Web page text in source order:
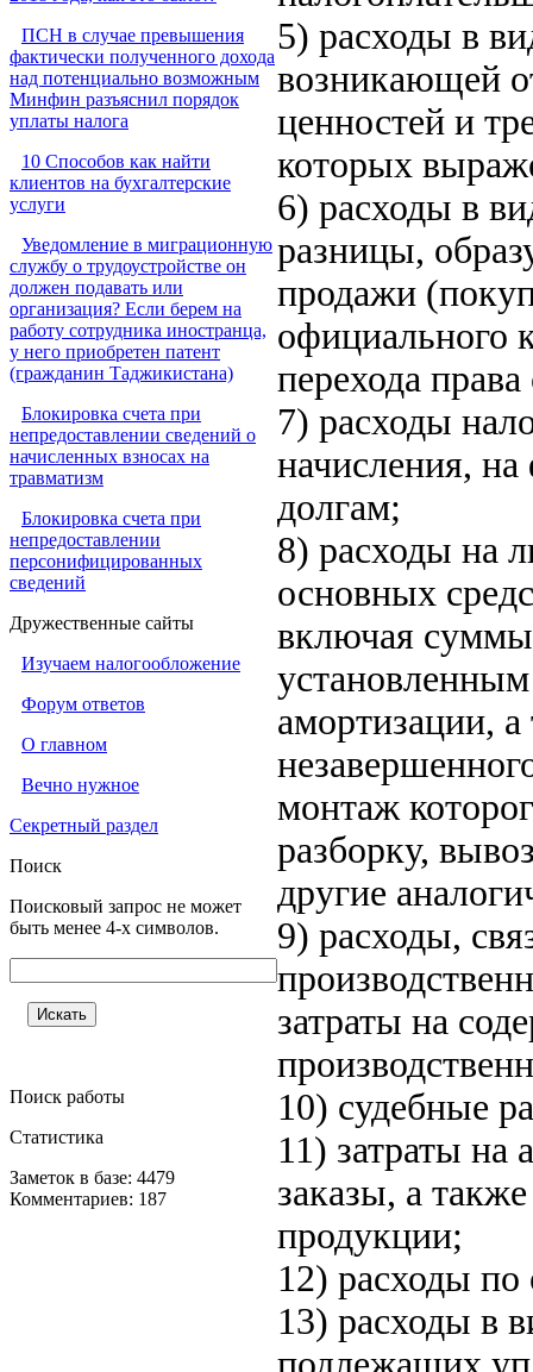
ПСН в случае превышения
фактически полученного дохода
над потенциально возможным
Минфин разъяснил порядок
уплаты налога
10 Способов как найти
клиентов на бухгалтерские
услуги
Уведомление в миграционную
службу о трудоустройстве он
должен подавать или
организация? Если берем на
работу сотрудника иностранца,
у него приобретен патент
(гражданин Таджикистана)
Блокировка счета при
непредоставлении сведений о
начисленных взносах на
травматизм
Блокировка счета при
непредоставлении
персонифицированных
сведений
Дружественные сайты
Изучаем налогообложение
Форум ответов
О главном
Вечно нужное
Секретный раздел
Поиск
Поисковый запрос не может
быть менее 4-х символов.
Поиск работы
Статистика
Заметок в базе: 4479
Комментариев: 187
5) расходы в
возникающей
ценностей и
которых
6) расходы в
разницы,
продажи
официального
перехода
7) расходы
начисления,
долгам;
8) расходы на
основных
включая суммы
амортизации,
монтаж
разборку,
другие
9) расходы,
затраты на
10) судебные
11) затраты на
заказы, а
продукции;
12) расходы по
13) расходы в